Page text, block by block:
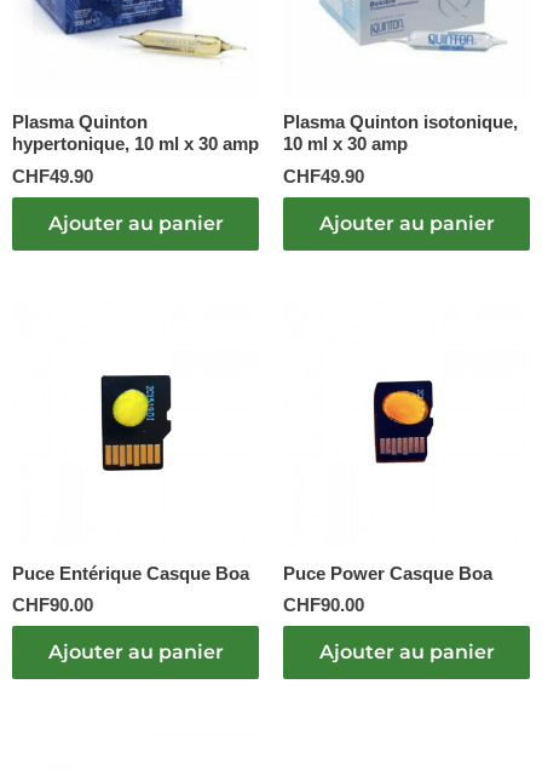
Plasma Quinton
hypertonique, 10 ml x 30 amp
CHF49.90
Ajouter au panier
Plasma Quinton isotonique,
10 ml x 30 amp
CHF49.90
Ajouter au panier
Puce Entérique Casque Boa
CHF90.00
Ajouter au panier
Puce Power Casque Boa
CHF90.00
Ajouter au panier